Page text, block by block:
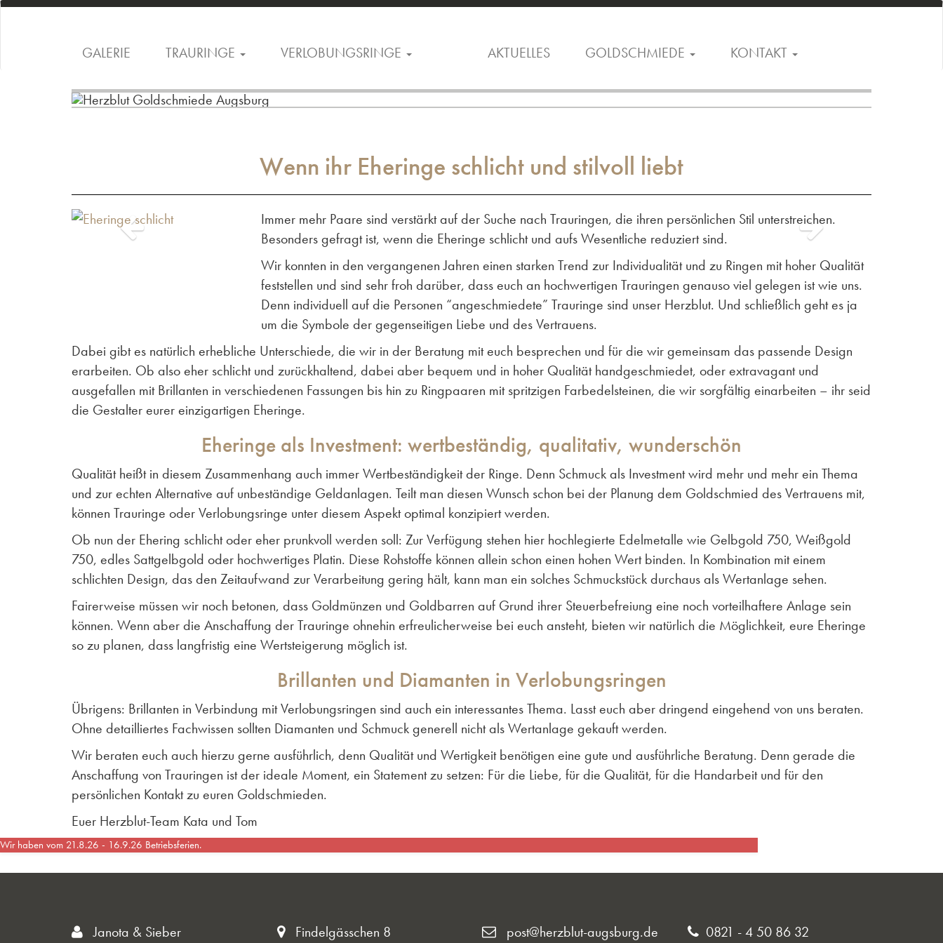
GALERIE TRAURINGE VERLOBUNGSRINGE AKTUELLES GOLDSCHMIEDE KONTAKT
Wenn ihr Eheringe schlicht und stilvoll liebt
Immer mehr Paare sind verstärkt auf der Suche nach Trauringen, die ihren persönlichen Stil unterstreichen.
Besonders gefragt ist, wenn die Eheringe schlicht und aufs Wesentliche reduziert sind.
Wir konnten in den vergangenen Jahren einen starken Trend zur Individualität und zu Ringen mit hoher Qualität
feststellen und sind sehr froh darüber, dass euch an hochwertigen Trauringen genauso viel gelegen ist wie uns.
Denn individuell auf die Personen “angeschmiedete” Trauringe sind unser Herzblut. Und schließlich geht es ja
um die Symbole der gegenseitigen Liebe und des Vertrauens.
Dabei gibt es natürlich erhebliche Unterschiede, die wir in der Beratung mit euch besprechen und für die wir gemeinsam das passende Design
erarbeiten. Ob also eher schlicht und zurückhaltend, dabei aber bequem und in hoher Qualität handgeschmiedet, oder extravagant und
ausgefallen mit Brillanten in verschiedenen Fassungen bis hin zu Ringpaaren mit spritzigen Farbedelsteinen, die wir sorgfältig einarbeiten – ihr seid
die Gestalter eurer einzigartigen Eheringe.
Eheringe als Investment: wertbeständig, qualitativ, wunderschön
Qualität heißt in diesem Zusammenhang auch immer Wertbeständigkeit der Ringe. Denn Schmuck als Investment wird mehr und mehr ein Thema
und zur echten Alternative auf unbeständige Geldanlagen. Teilt man diesen Wunsch schon bei der Planung dem Goldschmied des Vertrauens mit,
können Trauringe oder Verlobungsringe unter diesem Aspekt optimal konzipiert werden.
Ob nun der Ehering schlicht oder eher prunkvoll werden soll: Zur Verfügung stehen hier hochlegierte Edelmetalle wie Gelbgold 750, Weißgold
750, edles Sattgelbgold oder hochwertiges Platin. Diese Rohstoffe können allein schon einen hohen Wert binden. In Kombination mit einem
schlichten Design, das den Zeitaufwand zur Verarbeitung gering hält, kann man ein solches Schmuckstück durchaus als Wertanlage sehen.
Fairerweise müssen wir noch betonen, dass Goldmünzen und Goldbarren auf Grund ihrer Steuerbefreiung eine noch vorteilhaftere Anlage sein
können. Wenn aber die Anschaffung der Trauringe ohnehin erfreulicherweise bei euch ansteht, bieten wir natürlich die Möglichkeit, eure Eheringe
so zu planen, dass langfristig eine Wertsteigerung möglich ist.
Brillanten und Diamanten in Verlobungsringen
Übrigens: Brillanten in Verbindung mit Verlobungsringen sind auch ein interessantes Thema. Lasst euch aber dringend eingehend von uns beraten.
Ohne detailliertes Fachwissen sollten Diamanten und Schmuck generell nicht als Wertanlage gekauft werden.
Wir beraten euch auch hierzu gerne ausführlich, denn Qualität und Wertigkeit benötigen eine gute und ausführliche Beratung. Denn gerade die
Anschaffung von Trauringen ist der ideale Moment, ein Statement zu setzen: Für die Liebe, für die Qualität, für die Handarbeit und für den
persönlichen Kontakt zu euren Goldschmieden.
Euer Herzblut-Team Kata und Tom
Wir haben vom 21.8.26 - 16.9.26 Betriebsferien.
Janota & Sieber
Findelgässchen 8
post@herzblut-augsburg.de 0821 - 4 50 86 32